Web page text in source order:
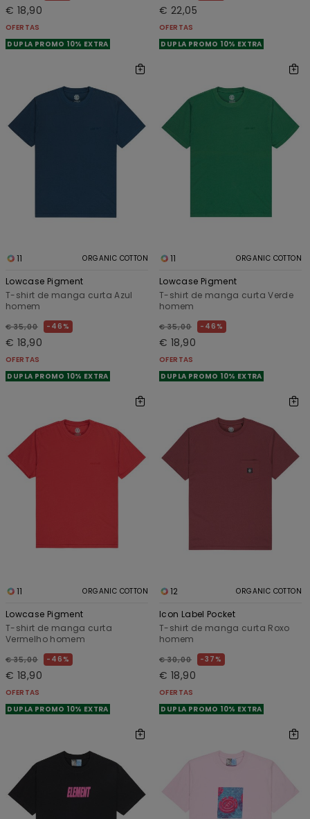
€ 18,90
OFERTAS
DUPLA PROMO 10% EXTRA
€ 22,05
OFERTAS
DUPLA PROMO 10% EXTRA
11 ORGANIC COTTON
Lowcase Pigment
T-shirt de manga curta Azul
homem
€ 35,00 46%
€ 18,90
OFERTAS
DUPLA PROMO 10% EXTRA
11 ORGANIC COTTON
Lowcase Pigment
T-shirt de manga curta Verde
homem
€ 35,00 46%
€ 18,90
OFERTAS
DUPLA PROMO 10% EXTRA
11 ORGANIC COTTON
Lowcase Pigment
T-shirt de manga curta
Vermelho homem
€ 35,00 46%
€ 18,90
OFERTAS
DUPLA PROMO 10% EXTRA
12 ORGANIC COTTON
Icon Label Pocket
T-shirt de manga curta Roxo
homem
€ 30,00 37%
€ 18,90
OFERTAS
DUPLA PROMO 10% EXTRA